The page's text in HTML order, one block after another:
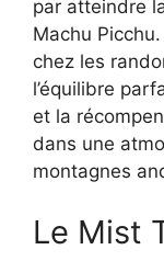
par atteindre
Machu
chez les
l’équilibre
et la
dans une
montagnes
Le Mist